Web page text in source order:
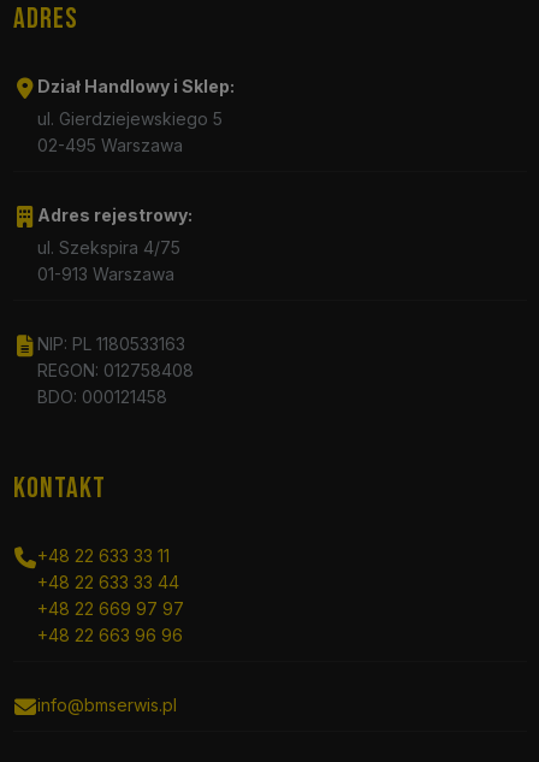
ADRES
Dział Handlowy i Sklep:
ul. Gierdziejewskiego 5
02-495 Warszawa
Adres rejestrowy:
ul. Szekspira 4/75
01-913 Warszawa
NIP: PL 1180533163
REGON: 012758408
BDO: 000121458
KONTAKT
+48 22 633 33 11
+48 22 633 33 44
+48 22 669 97 97
+48 22 663 96 96
info@bmserwis.pl